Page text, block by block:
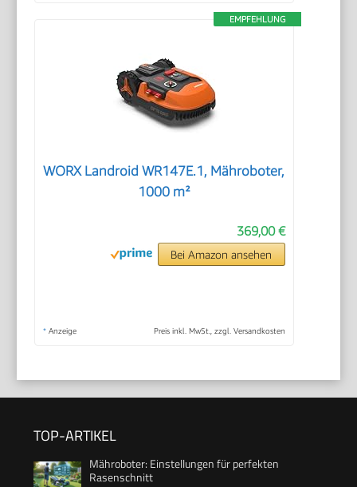
EMPFEHLUNG
WORX Landroid WR147E.1, Mähroboter,
1000 m²
369,00 €
Bei Amazon ansehen
* Anzeige Preis inkl. MwSt., zzgl. Versandkosten
TOP-ARTIKEL
Mähroboter: Einstellungen für perfekten
Rasenschnitt